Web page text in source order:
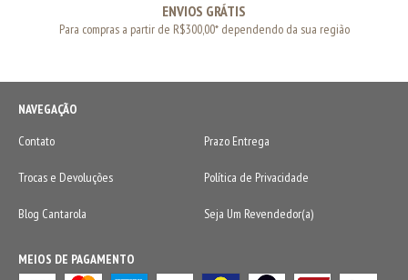
ENVIOS GRÁTIS
Para compras a partir de R$300,00* dependendo da sua região
NAVEGAÇÃO
Contato
Prazo Entrega
Trocas e Devoluções Política de Privacidade
Blog Cantarola Seja Um Revendedor(a)
MEIOS DE PAGAMENTO